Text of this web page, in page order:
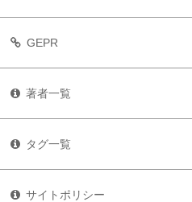
GEPR
著者一覧
タグ一覧
サイトポリシー